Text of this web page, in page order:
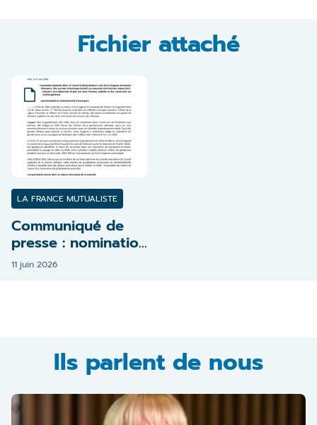
Fichier attaché
LA FRANCE MUTUALISTE
Communiqué de
presse : nomination
d'Anne Fougerat à
la présidence de
11 juin 2026
Ils parlent de nous